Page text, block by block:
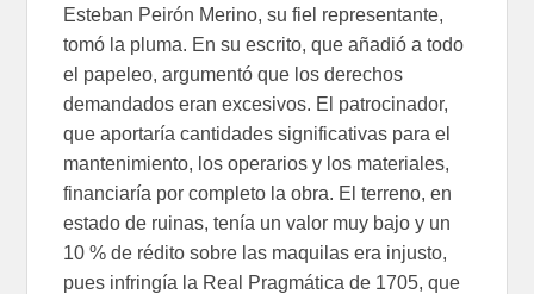
Esteban Peirón Merino, su fiel representante,
tomó la pluma. En su escrito, que añadió a todo
el papeleo, argumentó que los derechos
demandados eran excesivos. El patrocinador,
que aportaría cantidades significativas para el
mantenimiento, los operarios y los materiales,
financiaría por completo la obra. El terreno, en
estado de ruinas, tenía un valor muy bajo y un
10 % de rédito sobre las maquilas era injusto,
pues infringía la Real Pragmática de 1705, que